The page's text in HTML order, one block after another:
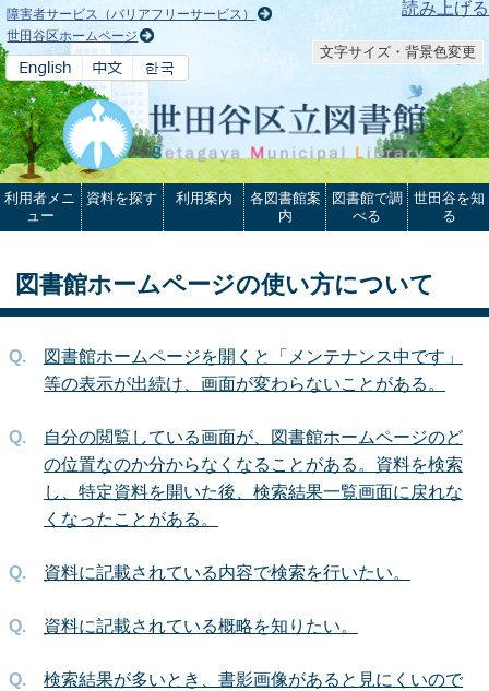
本文へ 読み上げる
障害者サービス（バリアフリーサービス）
世田谷区ホームページ
文字サイズ・背景色変更
利用者メニ
ュー
資料を探す 利用案内
各図書館案
内
図書館で調
べる
世田谷を知
る
図書館ホームページの使い方について
図書館ホームページを開くと「メンテナンス中です」
等の表示が出続け、画面が変わらないことがある。
自分の閲覧している画面が、図書館ホームページのど
の位置なのか分からなくなることがある。資料を検索
し、特定資料を開いた後、検索結果一覧画面に戻れな
くなったことがある。
資料に記載されている内容で検索を行いたい。
資料に記載されている概略を知りたい。
検索結果が多いとき、書影画像があると見にくいので